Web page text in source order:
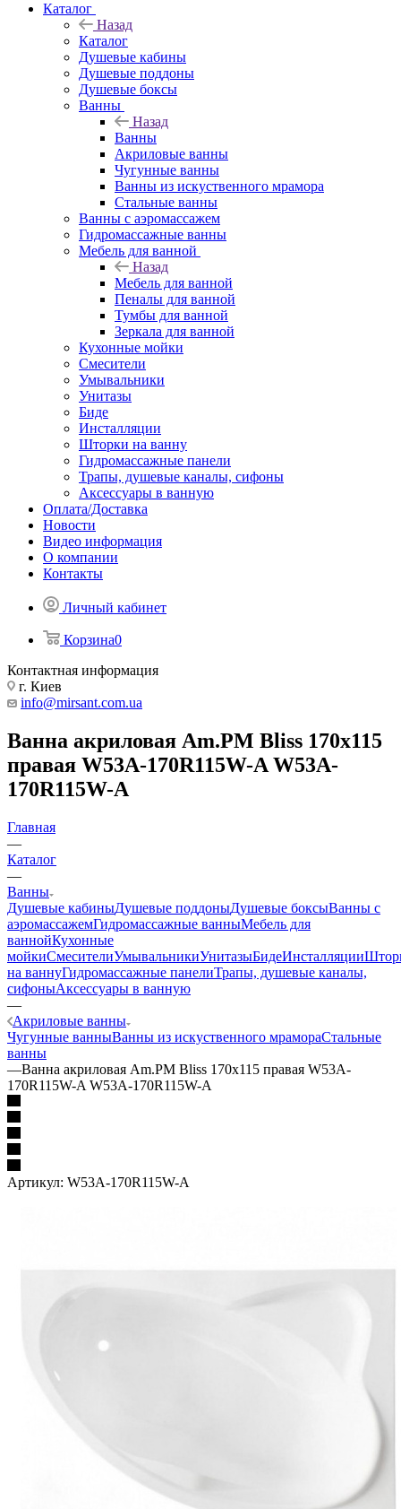
Каталог
Назад
Каталог
Душевые кабины
Душевые поддоны
Душевые боксы
Ванны
Назад
Ванны
Акриловые ванны
Чугунные ванны
Ванны из искуственного мрамора
Стальные ванны
Ванны с аэромассажем
Гидромассажные ванны
Мебель для ванной
Назад
Мебель для ванной
Пеналы для ванной
Тумбы для ванной
Зеркала для ванной
Кухонные мойки
Смесители
Умывальники
Унитазы
Биде
Инсталляции
Шторки на ванну
Гидромассажные панели
Трапы, душевые каналы, сифоны
Аксессуары в ванную
Оплата/Доставка
Новости
Видео информация
О компании
Контакты
Личный кабинет
Корзина0
Контактная информация
г. Киев
info@mirsant.com.ua
Ванна акриловая Am.PM Bliss 170x115
правая W53A-170R115W-A W53A-
170R115W-A
Главная
—
Каталог
—
Ванны
Душевые кабиныДушевые поддоныДушевые боксыВанны с
аэромассажемГидромассажные ванныМебель для
ваннойКухонные
мойкиСмесителиУмывальникиУнитазыБидеИнсталляции
на ваннуГидромассажные панелиТрапы, душевые каналы,
сифоныАксессуары в ванную
—
Акриловые ванны
Чугунные ванныВанны из искуственного мрамораСтальные
ванны
—Ванна акриловая Am.PM Bliss 170x115 правая W53A-
170R115W-A W53A-170R115W-A
Артикул: W53A-170R115W-A